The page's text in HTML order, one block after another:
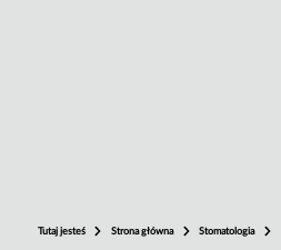
Tutaj jesteś Strona główna Stomatologia